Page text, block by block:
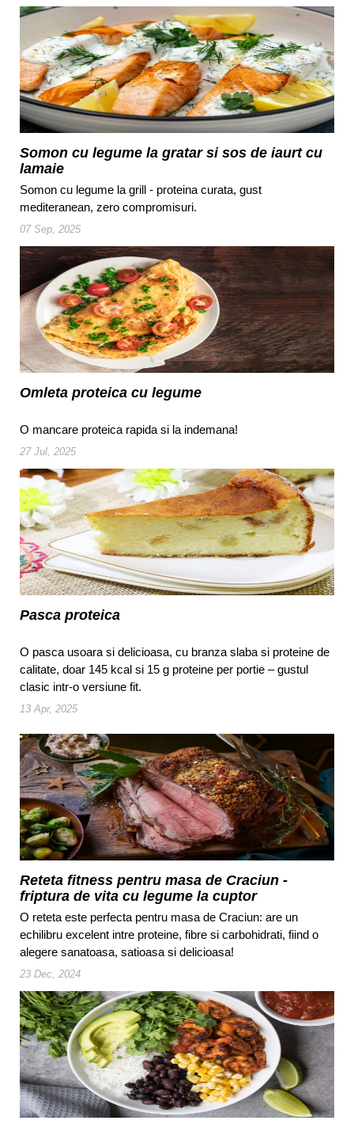
Somon cu legume la gratar si sos de iaurt cu
lamaie
Somon cu legume la grill - proteina curata, gust
mediteranean, zero compromisuri.
07 Sep, 2025
Omleta proteica cu legume
O mancare proteica rapida si la indemana!
27 Jul, 2025
Pasca proteica
O pasca usoara si delicioasa, cu branza slaba si proteine de
calitate, doar 145 kcal si 15 g proteine per portie – gustul
clasic intr-o versiune fit.
13 Apr, 2025
Reteta fitness pentru masa de Craciun -
friptura de vita cu legume la cuptor
O reteta este perfecta pentru masa de Craciun: are un
echilibru excelent intre proteine, fibre si carbohidrati, fiind o
alegere sanatoasa, satioasa si delicioasa!
23 Dec, 2024